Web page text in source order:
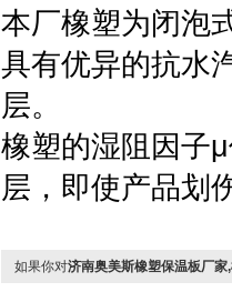
本厂橡塑为闭泡
具有优异的抗水
层。
橡塑的湿阻因子
层，即使产品划
如果你对济南奥美斯橡塑保温板厂家